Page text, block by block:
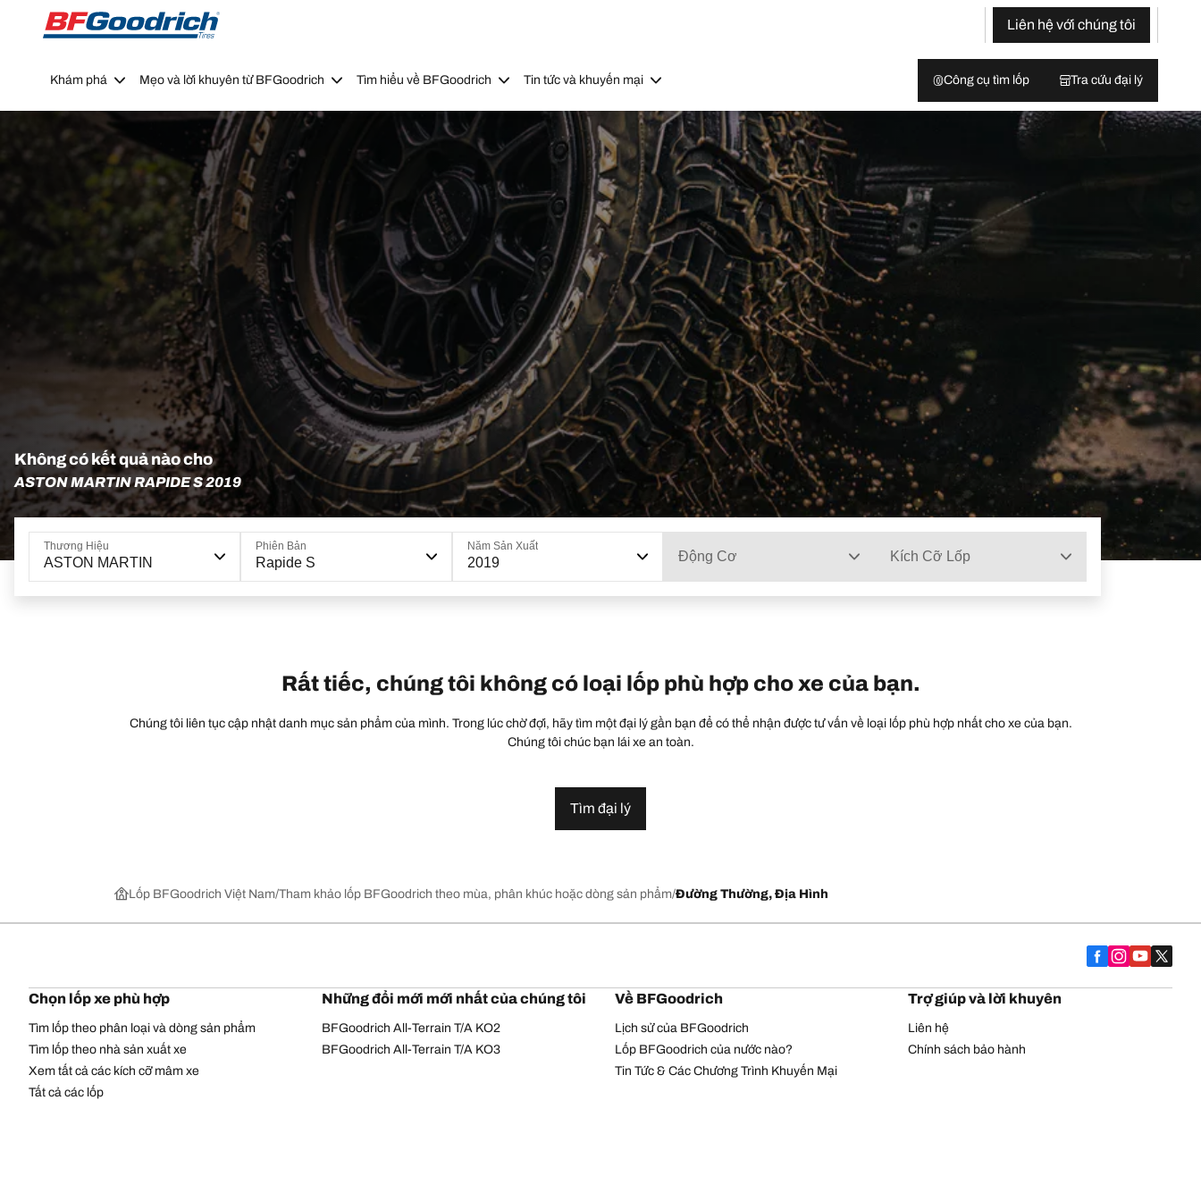
Go to page content
Go to page navigation
Liên hệ với chúng tôi
Khám phá Mẹo và lời khuyên từ BFGoodrich Tìm hiểu về BFGoodrich Tin tức và khuyến mại Công cụ tìm lốp Tra cứu đại lý
Không có kết quả nào cho
ASTON MARTIN RAPIDE S 2019
Thương Hiệu
ASTON MARTIN
Phiên Bản
Rapide S
Năm Sản Xuất
2019 Động Cơ Kích Cỡ Lốp
Rất tiếc, chúng tôi không có loại lốp phù hợp cho xe của bạn.
Chúng tôi liên tục cập nhật danh mục sản phẩm của mình. Trong lúc chờ đợi, hãy tìm một đại lý gần bạn để có thể nhận được tư vấn về loại lốp phù hợp nhất cho xe của bạn.
Chúng tôi chúc bạn lái xe an toàn.
Tìm đại lý
Lốp BFGoodrich Việt Nam Tham khảo lốp BFGoodrich theo mùa, phân khúc hoặc dòng sản phẩm Đường Thường, Địa Hình
Chọn lốp xe phù hợp
Tìm lốp theo phân loại và dòng sản phẩm
Tìm lốp theo nhà sản xuất xe
Xem tất cả các kích cỡ mâm xe
Tất cả các lốp
Những đổi mới mới nhất của chúng tôi
BFGoodrich All-Terrain T/A KO2
BFGoodrich All-Terrain T/A KO3
Về BFGoodrich
Lịch sử của BFGoodrich
Lốp BFGoodrich của nước nào?
Tin Tức & Các Chương Trình Khuyến Mại
Trợ giúp và lời khuyên
Liên hệ
Chính sách bảo hành